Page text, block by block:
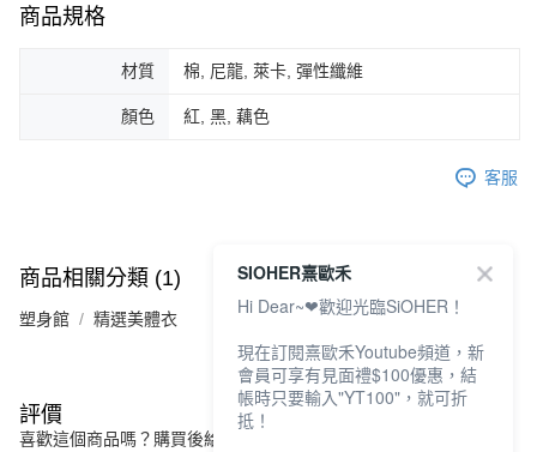
商品規格
材質 棉, 尼龍, 萊卡, 彈性纖維
顏色 紅, 黑, 藕色
客服
商品相關分類 (1)
塑身館 精選美體衣
評價
喜歡這個商品嗎？購買後給他一個好評吧
SIOHER熹歐禾
Hi Dear~❤歡迎光臨SiOHER！
現在訂閱熹歐禾Youtube頻道，新
會員可享有見面禮$100優惠，結
帳時只要輸入"YT100"，就可折
抵！